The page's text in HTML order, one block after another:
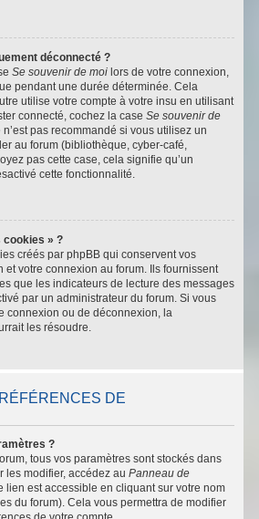
déconnecté ?
Se souvenir de moi lors de votre connexion,
pendant une durée déterminée. Cela
utilise votre compte à votre insu en utilisant
connecté, cochez la case Se souvenir de
pas recommandé si vous utilisez un
au forum (bibliothèque, cyber-café,
pas cette case, cela signifie qu’un
cette fonctionnalité.
cookies » ?
créés par phpBB qui conservent vos
et votre connexion au forum. Ils fournissent
que les indicateurs de lecture des messages
par un administrateur du forum. Si vous
connexion ou de déconnexion, la
les résoudre.
DE
?
tous vos paramètres sont stockés dans
les modifier, accédez au Panneau de
lien est accessible en cliquant sur votre nom
du forum). Cela vous permettra de modifier